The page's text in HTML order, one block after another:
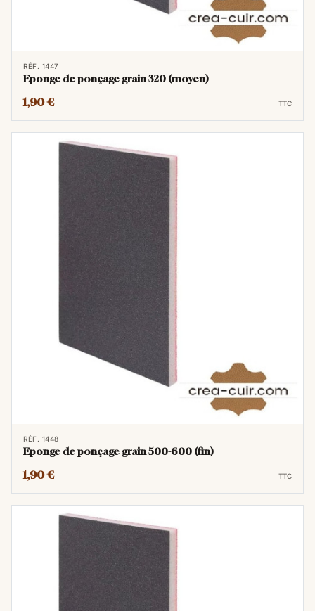
RÉF. 1447
Eponge de ponçage grain 320 (moyen)
1,90 € TTC
RÉF. 1448
Eponge de ponçage grain 500-600 (fin)
1,90 € TTC